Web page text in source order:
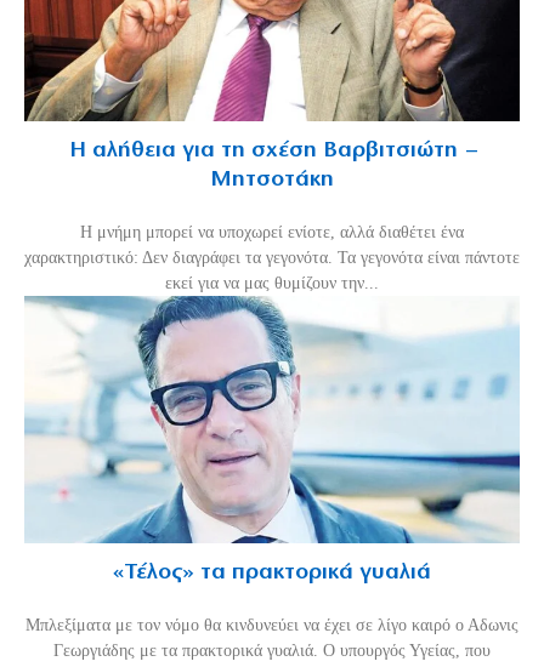
Η αλήθεια για τη σχέση Βαρβιτσιώτη –
Μητσοτάκη
H μνήμη μπορεί να υποχωρεί ενίοτε, αλλά διαθέτει ένα
χαρακτηριστικό: Δεν διαγράφει τα γεγονότα. Τα γεγονότα είναι πάντοτε
εκεί για να μας θυμίζουν την...
«Τέλος» τα πρακτορικά γυαλιά
Μπλεξίματα με τον νόμο θα κινδυνεύει να έχει σε λίγο καιρό ο Αδωνις
Γεωργιάδης με τα πρακτορικά γυαλιά. Ο υπουργός Υγείας, που